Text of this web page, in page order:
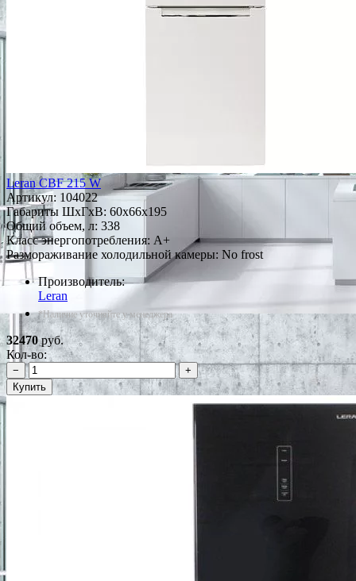
Leran CBF 215 W
Артикул: 104022
Габариты ШxГxВ: 60x66x195
Общий объем, л: 338
Класс энергопотребления: A+
Размораживание холодильной камеры: No frost
Производитель:
Leran
*Наличие уточняйте у менеджера
32470руб.
Кол-во:
−
+
Купить